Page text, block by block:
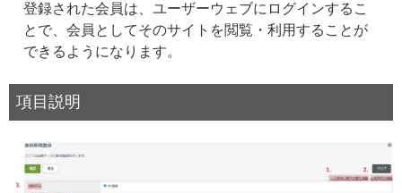
登録された会員は、ユーザーウェブにログインするこ
とで、会員としてそのサイトを閲覧・利用することが
できるようになります。
項目説明